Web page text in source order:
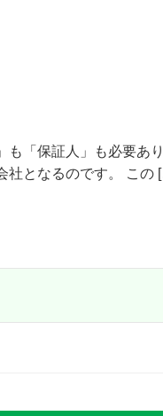
「保証人」も必要あ
社となるのです。 この